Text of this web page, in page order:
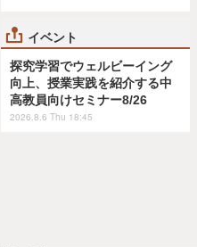
イベント
探究学習でウェルビーイング
向上、授業実践を紹介する中
高教員向けセミナー8/26
2026.8.6 Thu 18:45